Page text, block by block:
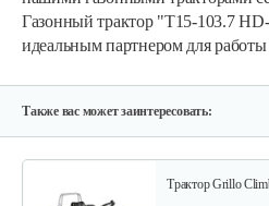
Газонный трактор "T15-103.7
идеальным партнером для
Также вас может заинтересовать:
Садовый райдер
51 296 руб
Трактор Grillo